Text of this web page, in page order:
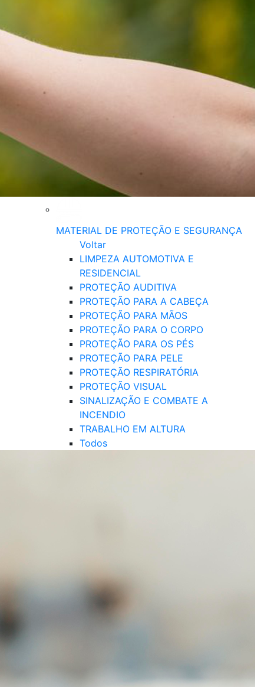
MATERIAL DE PROTEÇÃO E SEGURANÇA
Voltar
LIMPEZA AUTOMOTIVA E
RESIDENCIAL
PROTEÇÃO AUDITIVA
PROTEÇÃO PARA A CABEÇA
PROTEÇÃO PARA MÃOS
PROTEÇÃO PARA O CORPO
PROTEÇÃO PARA OS PÉS
PROTEÇÃO PARA PELE
PROTEÇÃO RESPIRATÓRIA
PROTEÇÃO VISUAL
SINALIZAÇÃO E COMBATE A
INCENDIO
TRABALHO EM ALTURA
Todos